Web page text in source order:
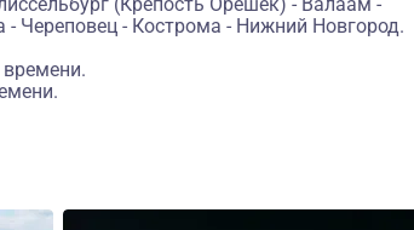
- Череповец - Кострома - Нижний Новгород.